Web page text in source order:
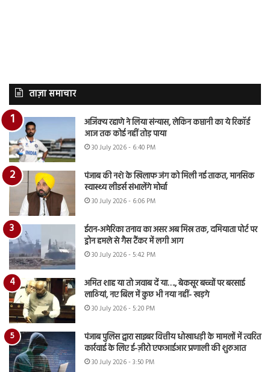
ताज़ा समाचार
अजिंक्य रहाणे ने लिया संन्यास, लेकिन कप्तानी का ये रिकॉर्ड
आज तक कोई नहीं तोड़ पाया
30 July 2026 - 6:40 PM
पंजाब की नशे के खिलाफ जंग को मिली नई ताकत, मानसिक
स्वास्थ्य लीडर्स संभालेंगे मोर्चा
30 July 2026 - 6:06 PM
ईरान-अमेरिका तनाव का असर अब मिस्र तक, दमियाता पोर्ट पर
ड्रोन हमले से गैस टैंकर में लगी आग
30 July 2026 - 5:42 PM
अमित शाह या तो जवाब दें या…., बेकसूर बच्चों पर बरसाई
लाठियां, नए बिल में कुछ भी नया नहीं- खड़गे
30 July 2026 - 5:20 PM
पंजाब पुलिस द्वारा साइबर वित्तीय धोखाधड़ी के मामलों में त्वरित
कार्रवाई के लिए ई-ज़ीरो एफआईआर प्रणाली की शुरुआत
30 July 2026 - 3:50 PM